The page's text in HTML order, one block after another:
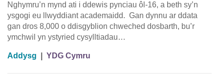
Nghymru’n mynd ati i ddewis pynciau ôl-16, a beth sy’n
ysgogi eu llwyddiant academaidd. Gan dynnu ar ddata
gan dros 8,000 o ddisgyblion chweched dosbarth, bu’r
ymchwil yn ystyried cysylltiadau…
Addysg YDG Cymru